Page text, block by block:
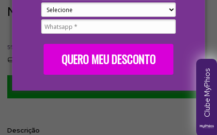
QUERO MEU DESCONTO
Necessaire+ 2 Amostras
5% de desconto
Descrição
Clube MyPhios